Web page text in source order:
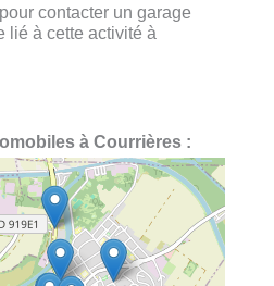
contacter un garage
lié à cette activité à
à Courrières :